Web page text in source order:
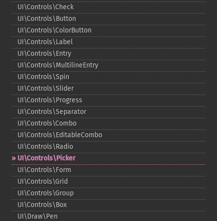
UI\Controls\Check
UI\Controls\Button
UI\Controls\ColorButton
UI\Controls\Label
UI\Controls\Entry
UI\Controls\MultilineEntry
UI\Controls\Spin
UI\Controls\Slider
UI\Controls\Progress
UI\Controls\Separator
UI\Controls\Combo
UI\Controls\EditableCombo
UI\Controls\Radio
UI\Controls\Picker
UI\Controls\Form
UI\Controls\Grid
UI\Controls\Group
UI\Controls\Box
UI\Draw\Pen